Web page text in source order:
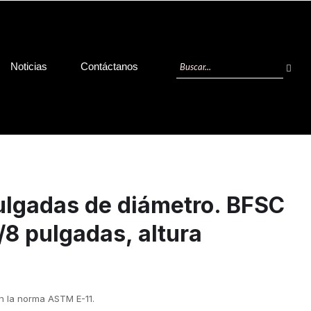
Noticias Contáctanos
de diámetro. BFSC
pulgadas, altura
la norma ASTM E-11.